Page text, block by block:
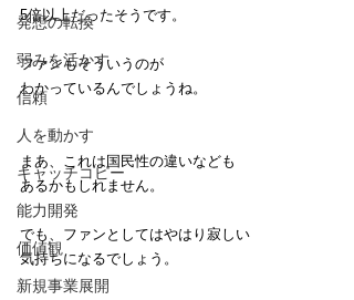
発想の転換
弱みを活かす
信頼
人を動かす
キャッチコピー
能力開発
価値観
新規事業展開
5倍以上だったそうです。
ファンもそういうのが
わかっているんでしょうね。
まあ、これは国民性の違いなども
あるかもしれません。
でも、ファンとしてはやはり寂しい
気持ちになるでしょう。